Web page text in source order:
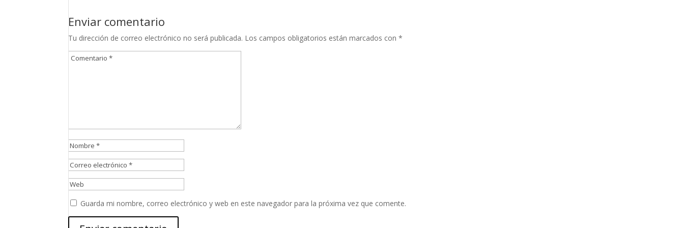
Enviar comentario
Tu dirección de correo electrónico no será publicada. Los campos obligatorios están marcados con*
Guarda mi nombre, correo electrónico y web en este navegador para la próxima vez que comente.